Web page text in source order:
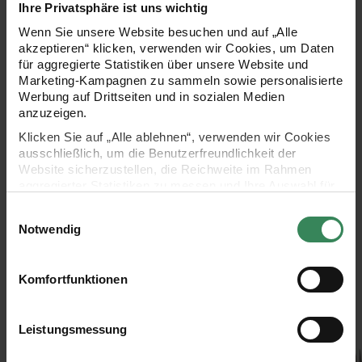
Ihre Privatsphäre ist uns wichtig
Wenn Sie unsere Website besuchen und auf „Alle
akzeptieren“ klicken, verwenden wir Cookies, um Daten
für aggregierte Statistiken über unsere Website und
Marketing-Kampagnen zu sammeln sowie personalisierte
Werbung auf Drittseiten und in sozialen Medien
anzuzeigen.
Klicken Sie auf „Alle ablehnen“, verwenden wir Cookies
ausschließlich, um die Benutzerfreundlichkeit der
Website sicherzustellen, die Reichweite im Rahmen
Ihre Einwilligung ist freiwillig und kann jederzeit über den
Link „Cookie-Einstellungen“ im Fußbereich der Seite
verwendeten Technologien und den Empfängern der
Daten finden Sie in unserer Datenschutzerklärung.
Notwendig
Komfortfunktionen
Leistungsmessung
KOSTENLOSE ANLEITUNGEN
Diskokugel
KAUFEMPFEHLUNG